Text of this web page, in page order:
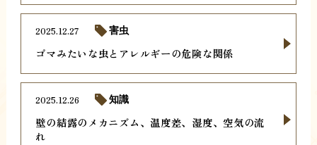
ゴマみたいな虫とアレルギーの危険な関係
2025.12.27 害虫
壁の結露のメカニズム、温度差、湿度、空気の流
れ
2025.12.26 知識